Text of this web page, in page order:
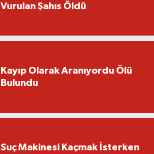
Vurulan Şahıs Öldü
Kayıp Olarak Aranıyordu Ölü
Bulundu
Suç Makinesi Kaçmak İsterken